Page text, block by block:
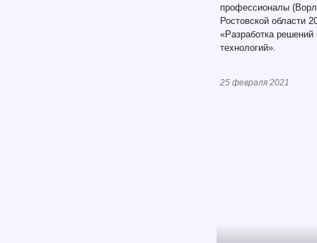
профессионалы
Ростовской области
«Разработка решений
технологий».
25 февраля 2021